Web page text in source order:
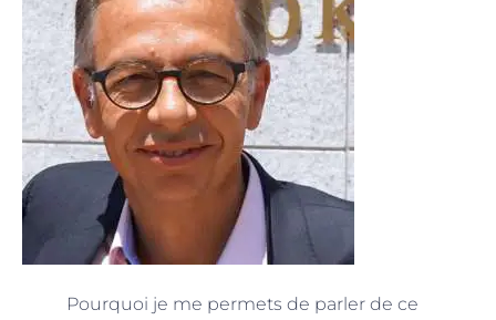
Pourquoi je me permets de parler de ce